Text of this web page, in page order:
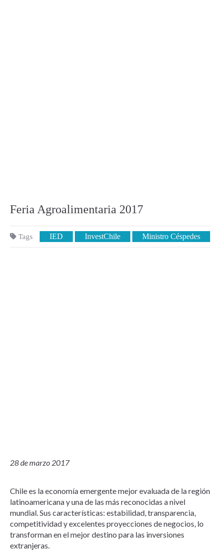
Feria Agroalimentaria 2017
Tags IED InvestChile Ministro Céspedes
28 de marzo 2017
Chile es la economía emergente mejor evaluada de la región
latinoamericana y una de las más reconocidas a nivel
mundial. Sus características: estabilidad, transparencia,
competitividad y excelentes proyecciones de negocios, lo
transforman en el mejor destino para las inversiones
extranjeras.